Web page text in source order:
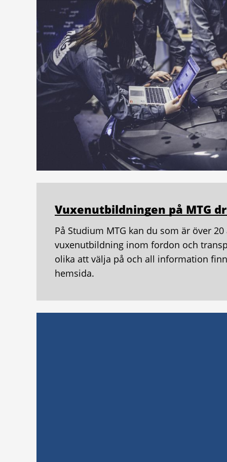
Vuxenutbildningen på MTG
På Studium MTG kan du som är över 20
vuxenutbildning inom fordon och
olika att välja på och all information
hemsida.